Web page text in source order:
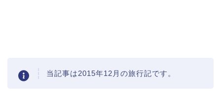
当記事は2015年12月の旅行記です。